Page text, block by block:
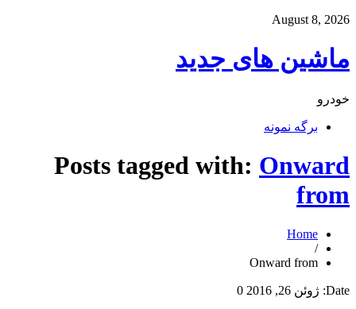
August 8, 2026
ماشین های جدید
خودرو
برگه نمونه
Posts tagged with: Onward
from
Home
/
Onward from
Date: ژوئن 26, 2016 0